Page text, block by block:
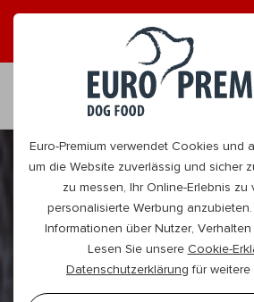
Euro-Premium verwendet Cookies und
um die Website zuverlässig und sicher
zu messen, Ihr Online-Erlebnis zu
personalisierte Werbung
Informationen über Nutzer,
Lesen Sie unsere Cookie-
Datenschutzerklärung für weitere
Unsere Geschichte
Warum wir bereits mehr als 20
hochwertiges Trockenfutter für
Für uns ist nur das Beste genug.
das beste Futter für Ihren
möchten, denn glückliche Hunde